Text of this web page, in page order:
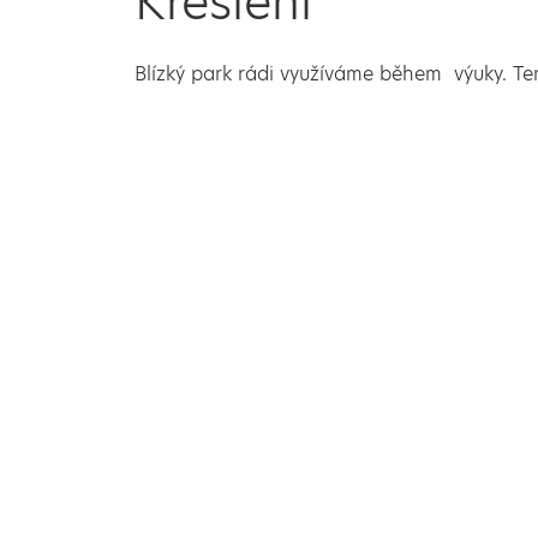
Blízký park rádi využíváme během výuky.